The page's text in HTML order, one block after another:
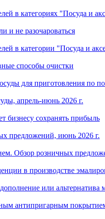
в категориях "Посуда и
и не разочароваться
в категории "Посуда и
способы очистки
для приготовления по
апрель-июнь 2026 г.
бизнесу сохранять прибыль
предложений, июнь 2026 г.
Обзор розничных
в производстве
или альтернатива
антипригарным